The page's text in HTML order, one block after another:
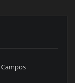
Campos